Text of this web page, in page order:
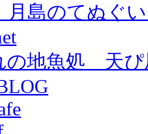
月島のてぬぐ
の地魚処 天ぴ